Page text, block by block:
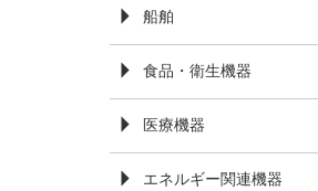
船舶
食品・衛生機器
医療機器
エネルギー関連機器